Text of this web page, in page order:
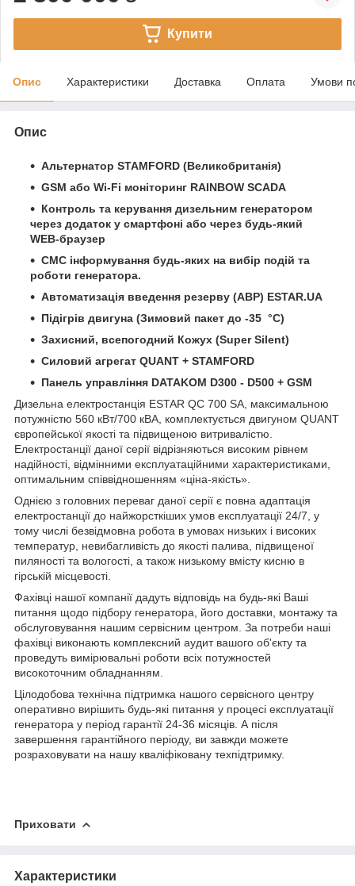
Купити
Опис Характеристики Доставка Оплата Умови
Опис
Альтернатор STAMFORD (Великобританія)
GSM або Wi-Fi моніторинг RAINBOW SCADA
Контроль та керування дизельним генератором
через додаток у смартфоні або через будь-який
WEB-браузер
СМС інформування будь-яких на вибір подій та
роботи генератора.
Автоматизація введення резерву (АВР) ESTAR.UA
Підігрів двигуна (Зимовий пакет до -35 °C)
Захисний, всепогодний Кожух (Super Silent)
Силовий агрегат QUANT + STAMFORD
Панель управління DATAKOM D300 - D500 + GSM
Дизельна електростанція ESTAR QC 700 SA, максимальною
потужністю 560 кВт/700 кВА, комплектується двигуном QUANT
європейської якості та підвищеною витривалістю.
Електростанції даної серії відрізняються високим рівнем
надійності, відмінними експлуатаційними характеристиками,
оптимальним співвідношенням «ціна-якість».
Однією з головних переваг даної серії є повна адаптація
електростанції до найжорсткіших умов експлуатації 24/7, у
тому числі безвідмовна робота в умовах низьких і високих
температур, невибагливість до якості палива, підвищеної
пиляності та вологості, а також низькому вмісту кисню в
гірській місцевості.
Фахівці нашої компанії дадуть відповідь на будь-які Ваші
питання щодо підбору генератора, його доставки, монтажу та
обслуговування нашим сервісним центром. За потреби наші
фахівці виконають комплексний аудит вашого об'єкту та
проведуть вимірювальні роботи всіх потужностей
високоточним обладнанням.
Цілодобова технічна підтримка нашого сервісного центру
оперативно вирішить будь-які питання у процесі експлуатації
генератора у період гарантії 24-36 місяців. А після
завершення гарантійного періоду, ви завжди можете
розраховувати на нашу кваліфіковану техпідтримку.
Приховати
Характеристики